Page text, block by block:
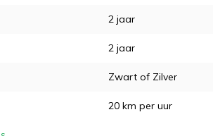
2 jaar
2 jaar
Zwart of Zilver
20 km per uur
*
Telefoonnummer